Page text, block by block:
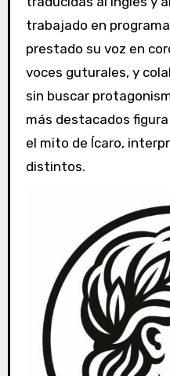
trabajado en
prestado su voz en
voces guturales, y
sin buscar
más destacados
el mito de Ícaro,
distintos.